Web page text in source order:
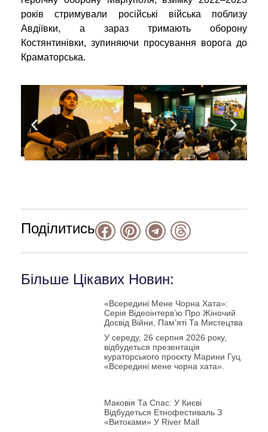
років стримували російські війська поблизу
Авдіївки, а зараз тримають оборону
Костянтинівки, зупиняючи просування ворога до
Краматорська.
Поділитись
Більше Цікавих Новин:
«Всередині Мене Чорна Хата»:
Серія Відеоінтерв’ю Про Жіночий
Досвід Війни, Пам’яті Та Мистецтва
У середу, 26 серпня 2026 року,
відбудеться презентація
кураторського проєкту Марини Гуц
«Всередині мене чорна хата».
Маковія Та Спас: У Києві
Відбудеться Етнофестиваль З
«Витоками» У River Mall